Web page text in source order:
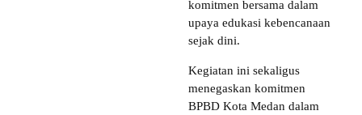
komitmen bersama dalam
upaya edukasi kebencanaan
sejak dini.
Kegiatan ini sekaligus
menegaskan komitmen
BPBD Kota Medan dalam